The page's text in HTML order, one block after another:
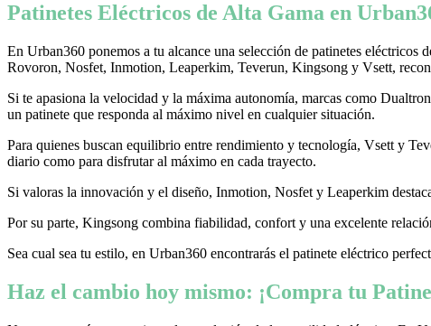
Patinetes Eléctricos de Alta Gama en
En Urban360 ponemos a tu alcance una selección de patinetes eléctricos
Rovoron, Nosfet, Inmotion, Leaperkim, Teverun, Kingsong y Vsett,
Si te apasiona la velocidad y la máxima autonomía, marcas como
un patinete que responda al máximo nivel en cualquier situación.
Para quienes buscan equilibrio entre rendimiento y tecnología, Vsett y
diario como para disfrutar al máximo en cada trayecto.
Si valoras la innovación y el diseño, Inmotion, Nosfet y Leaperkim
Por su parte, Kingsong combina fiabilidad, confort y una excelente
Sea cual sea tu estilo, en Urban360 encontrarás el patinete eléctrico
Haz el cambio hoy mismo: ¡Compra tu